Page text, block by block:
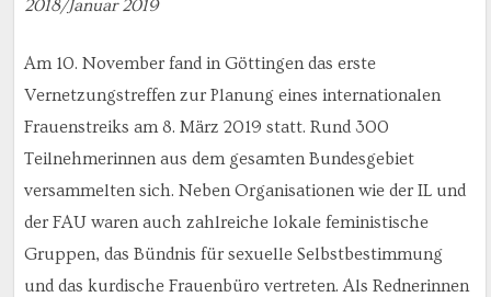
2018/Januar 2019
Am 10. November fand in Göttingen das erste
Vernetzungstreffen zur Planung eines internationalen
Frauenstreiks am 8. März 2019 statt. Rund 300
Teilnehmerinnen aus dem gesamten Bundesgebiet
versammelten sich. Neben Organisationen wie der IL und
der FAU waren auch zahlreiche lokale feministische
Gruppen, das Bündnis für sexuelle Selbstbestimmung
und das kurdische Frauenbüro vertreten. Als Rednerinnen